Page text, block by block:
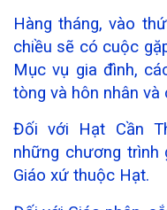
Hàng tháng, vào
chiều sẽ có cuộc
Mục vụ gia đình,
tòng và hôn nhân và
Đối với Hạt Cần
những chương
Giáo xứ thuộc Hạt.